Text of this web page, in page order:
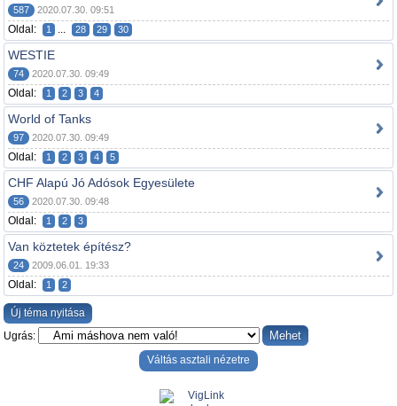
587 2020.07.30. 09:51
Oldal: 1 ... 28 29 30
WESTIE
74 2020.07.30. 09:49
Oldal: 1 2 3 4
World of Tanks
97 2020.07.30. 09:49
Oldal: 1 2 3 4 5
CHF Alapú Jó Adósok Egyesülete
56 2020.07.30. 09:48
Oldal: 1 2 3
Van köztetek építész?
24 2009.06.01. 19:33
Oldal: 1 2
Új téma nyitása
Ugrás:
Váltás asztali nézetre